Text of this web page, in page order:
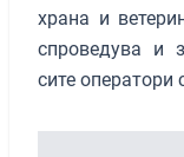
храна и
спроведува и
сите оператори